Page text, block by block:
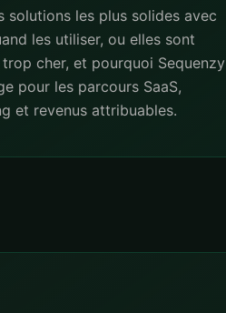
solutions les plus solides avec
les utiliser, ou elles sont
cher, et pourquoi Sequenzy
pour les parcours SaaS,
et revenus attribuables.